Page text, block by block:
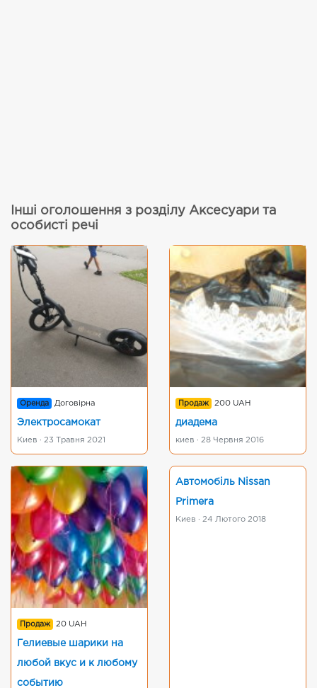
Інші оголошення з розділу Аксесуари та
особисті речі
Оренда Договірна
Электросамокат
Киев · 23 Травня 2021
Продаж 200 UAH
диадема
киев · 28 Червня 2016
Продаж 20 UAH
Гелиевые шарики на
любой вкус и к любому
событию
Автомобіль Nissan
Primera
Киев · 24 Лютого 2018